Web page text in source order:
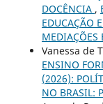
DOCÊNCIA ,
EDUCAÇÃO
MEDIAÇÕES
Vanessa de
ENSINO
(2026):
NO BRASIL: